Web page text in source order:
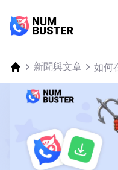
新聞與文章 如何